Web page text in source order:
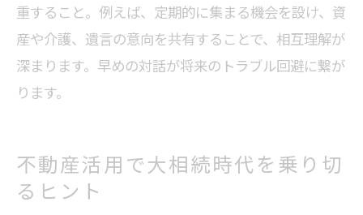
重すること。例えば、定期的に集まる機会を設け、資
産や介護、遺言の意向を共有することで、相互理解が
深まります。早めの対話が将来のトラブル回避に繋が
ります。
不動産活用で大相続時代を乗り切
るヒント